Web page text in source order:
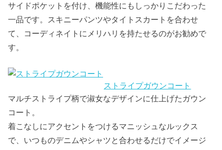
サイドポケットを付け、機能性にもしっかりこだわった
一品です。スキニーパンツやタイトスカートを合わせ
て、コーディネイトにメリハリを持たせるのがお勧めで
す。
ストライプガウンコート
マルチストライプ柄で淑女なデザインに仕上げたガウン
コート。
着こなしにアクセントをつけるマニッシュなルックス
で、いつものデニムやシャツと合わせるだけでイメージ